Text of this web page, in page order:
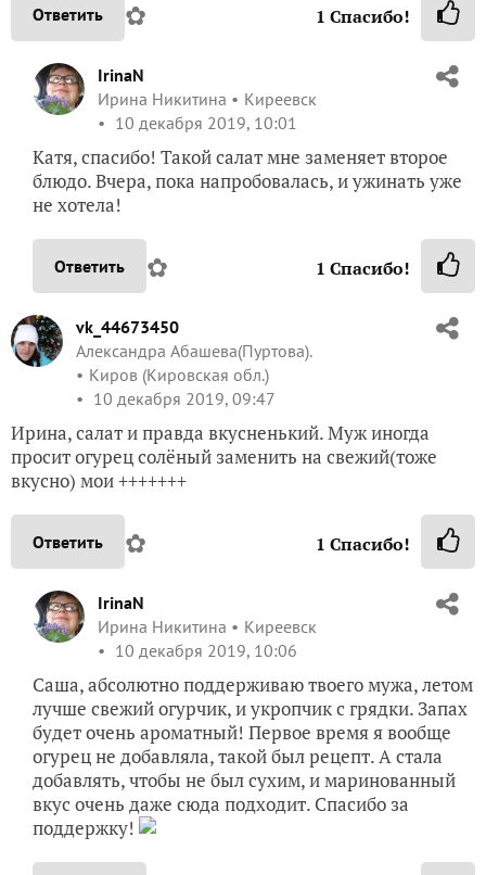
Ответить ✿ 1 Спасибо!
IrinaN
Ирина Никитина
Киреевск
10 декабря 2019, 10:01
Катя, спасибо! Такой салат мне заменяет второе
блюдо. Вчера, пока напробовалась, и ужинать уже
не хотела!
Ответить ✿ 1 Спасибо!
vk_44673450
Александра Абашева(Пуртова).
Киров (Кировская обл.)
10 декабря 2019, 09:47
Ирина, салат и правда вкусненький. Муж иногда
просит огурец солёный заменить на свежий(тоже
вкусно) мои +++++++
Ответить ✿ 1 Спасибо!
IrinaN
Ирина Никитина
Киреевск
10 декабря 2019, 10:06
Саша, абсолютно поддерживаю твоего мужа, летом
лучше свежий огурчик, и укропчик с грядки. Запах
будет очень ароматный! Первое время я вообще
огурец не добавляла, такой был рецепт. А стала
добавлять, чтобы не был сухим, и маринованный
вкус очень даже сюда подходит. Спасибо за
поддержку!